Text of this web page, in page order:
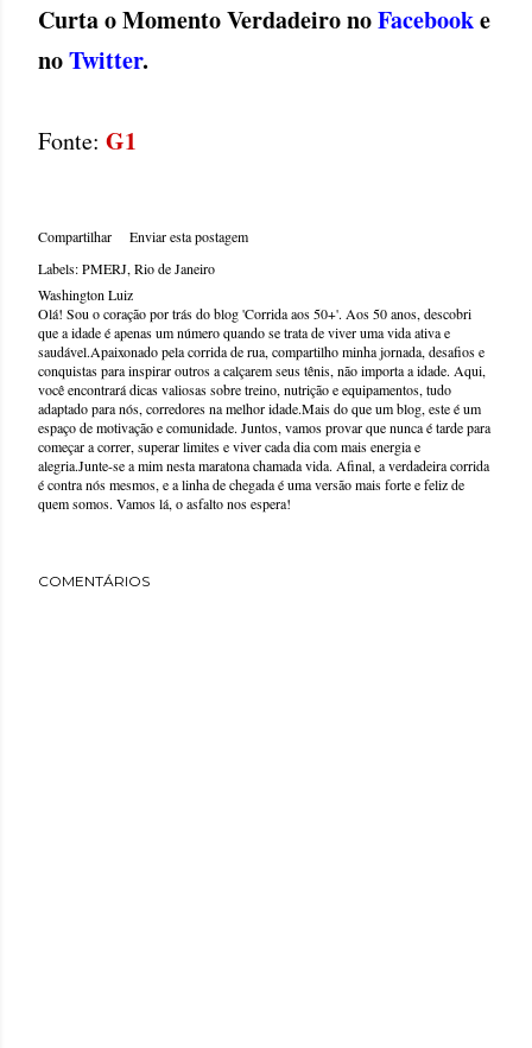
Curta o Momento Verdadeiro noFacebooke
noTwitter.
Fonte: G1
Compartilhar
Enviar esta postagem
Labels:PMERJ Rio de Janeiro
Washington Luiz
Olá! Sou o coração por trás do blog 'Corrida aos 50+'. Aos 50 anos, descobri
que a idade é apenas um número quando se trata de viver uma vida ativa e
saudável.Apaixonado pela corrida de rua, compartilho minha jornada, desafios e
conquistas para inspirar outros a calçarem seus tênis, não importa a idade. Aqui,
você encontrará dicas valiosas sobre treino, nutrição e equipamentos, tudo
adaptado para nós, corredores na melhor idade.Mais do que um blog, este é um
espaço de motivação e comunidade. Juntos, vamos provar que nunca é tarde para
começar a correr, superar limites e viver cada dia com mais energia e
alegria.Junte-se a mim nesta maratona chamada vida. Afinal, a verdadeira corrida
é contra nós mesmos, e a linha de chegada é uma versão mais forte e feliz de
quem somos. Vamos lá, o asfalto nos espera!
COMENTÁRIOS